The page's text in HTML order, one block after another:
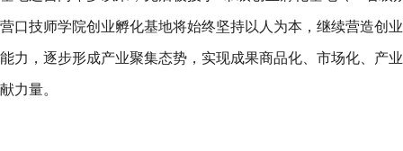
营口技师学院创业孵化基地将始终坚持以人为本，继续营造创
能力，逐步形成产业聚集态势，实现成果商品化、市场化、产
献力量。